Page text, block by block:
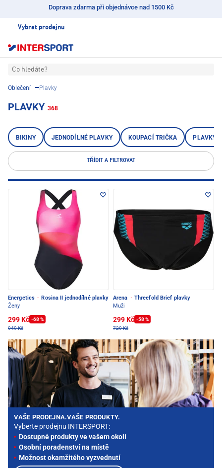
Doprava zdarma při objednávce nad 1500 Kč
Vybrat prodejnu
Co hledáte?
Oblečení Plavky
PLAVKY 368
BIKINY JEDNODÍLNÉ PLAVKY KOUPACÍ TRIČKA PLAVKY,
TŘÍDIT A FILTROVAT
Energetics · Rosina II jednodílné plavky
Ženy
299 Kč -68 %
949 Kč
Arena · Threefold Brief plavky
Muži
299 Kč -58 %
729 Kč
VAŠE PRODEJNA.VAŠE PRODUKTY.
Vyberte prodejnu INTERSPORT:
Dostupné produkty ve vašem okolí
Osobní poradenství na místě
Možnost okamžitého vyzvednutí